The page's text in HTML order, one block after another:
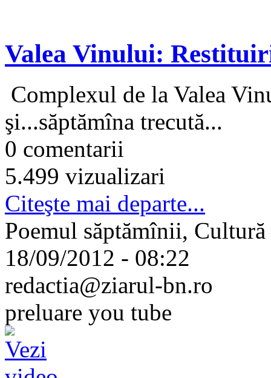
Valea Vinului:
Complexul de la Valea
şi...săptămîna trecută...
0 comentarii
5.499 vizualizari
Citeşte mai departe...
Poemul săptămînii, Cultură
18/09/2012 - 08:22
redactia@ziarul-bn.ro
preluare you tube